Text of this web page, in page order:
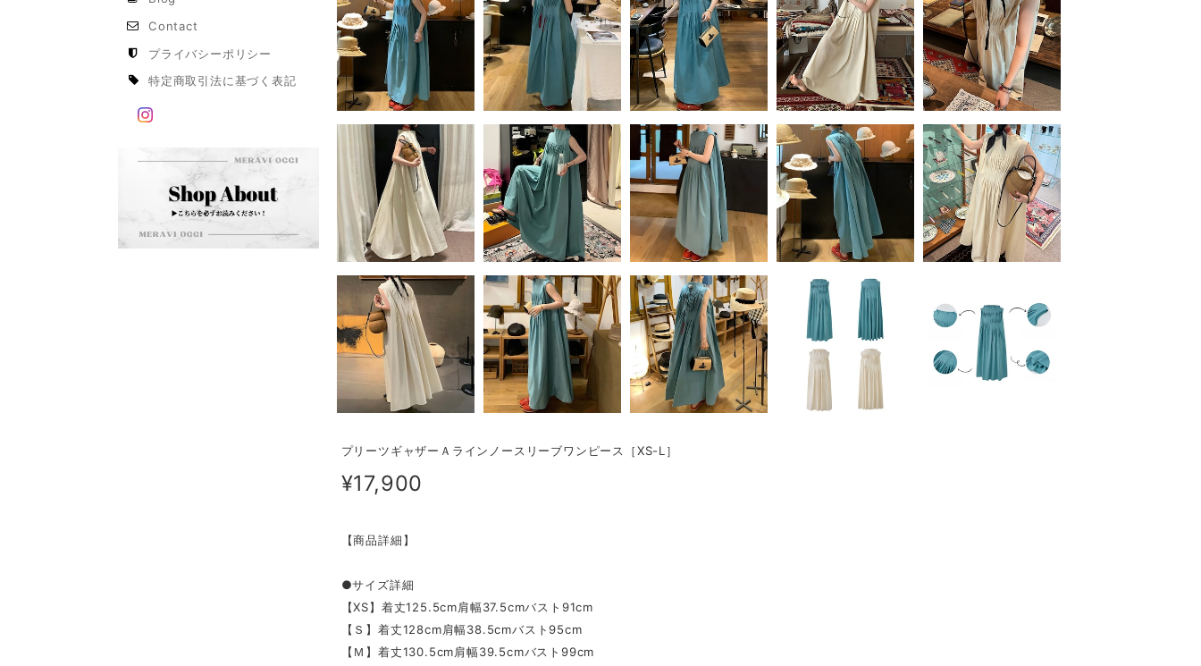
Contact
プライバシーポリシー
特定商取引法に基づく表記
プリーツギャザーＡラインノースリーブワンピース［XS-L］
¥17,900
【商品詳細】
●サイズ詳細
【XS】着丈125.5cm肩幅37.5cmバスト91cm
【Ｓ】着丈128cm肩幅38.5cmバスト95cm
【Ｍ】着丈130.5cm肩幅39.5cmバスト99cm